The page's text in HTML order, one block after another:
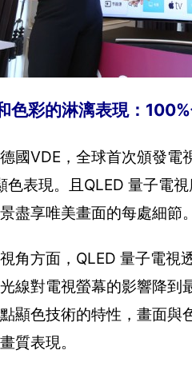
彩的淋漓表現：
國VDE，全球首次頒發
色表現。且QLED 量子電
盡享唯美畫面的每處細節。
角方面，QLED 量子電
線對電視螢幕的影響降
顯色技術的特性，畫面
質表現。